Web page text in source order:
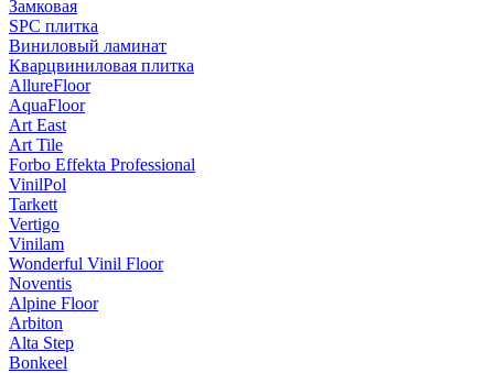
Замковая
SPC плитка
Виниловый ламинат
Кварцвиниловая плитка
AllureFloor
AquaFloor
Art East
Art Tile
Forbo Effekta Professional
VinilPol
Tarkett
Vertigo
Vinilam
Wonderful Vinil Floor
Noventis
Alpine Floor
Arbiton
Alta Step
Bonkeel